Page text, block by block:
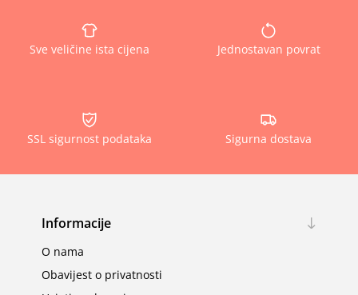
Sve veličine ista cijena Jednostavan povrat
SSL sigurnost podataka Sigurna dostava
Informacije
O nama
Obavijest o privatnosti